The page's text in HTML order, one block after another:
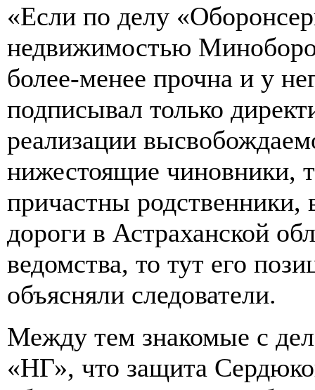
«Если по делу
недвижимостью
более-менее прочна и у
подписывал только
реализации
нижестоящие чиновники,
причастны родственники,
дороги в Астраханской
ведомства, то тут его
объясняли следователи.
Между тем знакомые с
«НГ», что защита